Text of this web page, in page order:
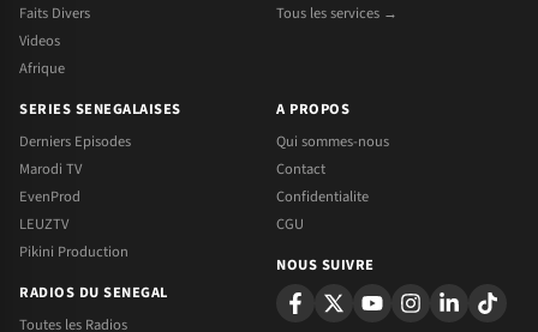
Faits Divers
Videos
Afrique
Tous les services →
SERIES SENEGALAISES
Derniers Episodes
Marodi TV
EvenProd
LEUZTV
Pikini Production
RADIOS DU SENEGAL
Toutes les Radios
A PROPOS
Qui sommes-nous
Contact
Confidentialite
CGU
NOUS SUIVRE